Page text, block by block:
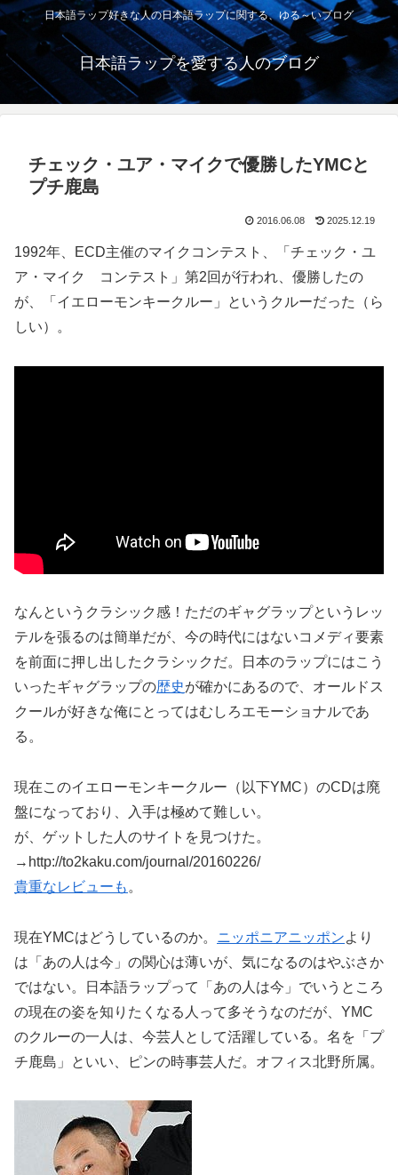
日本語ラップ好きな人の日本語ラップに関する、ゆる～いブログ
日本語ラップを愛する人のブログ
チェック・ユア・マイクで優勝したYMCと
プチ鹿島
2016.06.08 2025.12.19
1992年、ECD主催のマイクコンテスト、「チェック・ユ
ア・マイク コンテスト」第2回が行われ、優勝したの
が、「イエローモンキークルー」というクルーだった（ら
しい）。
なんというクラシック感！ただのギャグラップというレッ
テルを張るのは簡単だが、今の時代にはないコメディ要素
を前面に押し出したクラシックだ。日本のラップにはこう
いったギャグラップの歴史が確かにあるので、オールドス
クールが好きな俺にとってはむしろエモーショナルであ
る。
現在このイエローモンキークルー（以下YMC）のCDは廃
盤になっており、入手は極めて難しい。
が、ゲットした人のサイトを見つけた。
→http://to2kaku.com/journal/20160226/
貴重なレビューも 。
現在YMCはどうしているのか。 ニッポニアニッポンより
は「あの人は今」の関心は薄いが、気になるのはやぶさか
ではない。日本語ラップって「あの人は今」でいうところ
の現在の姿を知りたくなる人って多そうなのだが、YMC
のクルーの一人は、今芸人として活躍している。名を「プ
チ鹿島」といい、ピンの時事芸人だ。オフィス北野所属。